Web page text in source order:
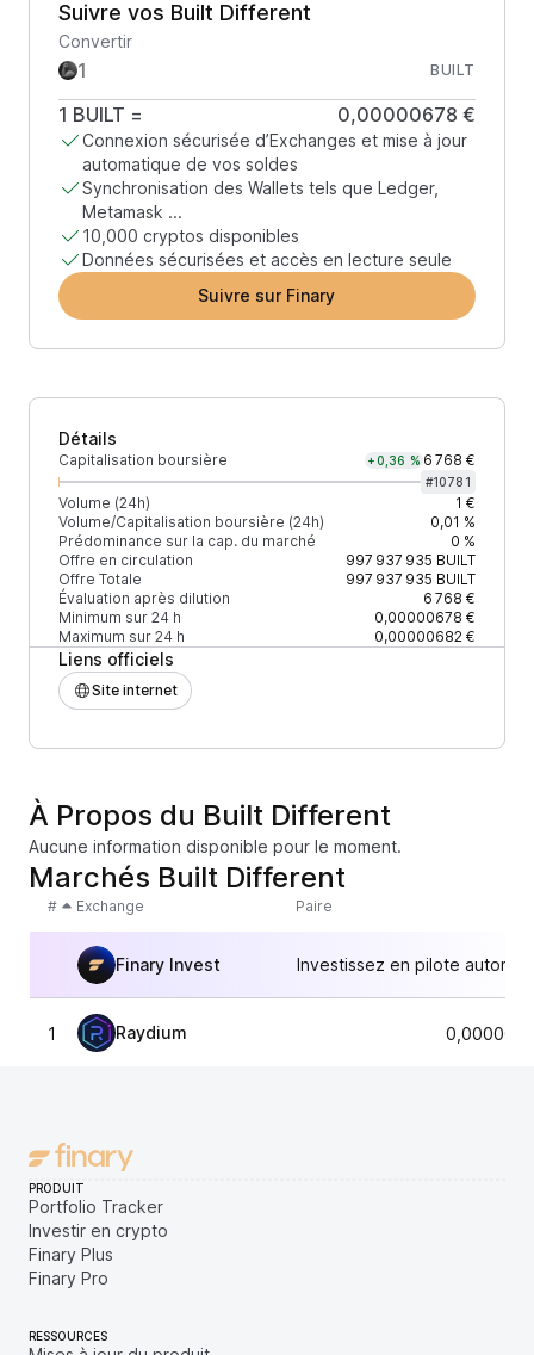
Suivre vos Built Different
Convertir
BUILT
1 BUILT = 0,00000678 €
Connexion sécurisée d’Exchanges et mise à jour
automatique de vos soldes
Synchronisation des Wallets tels que Ledger,
Metamask ...
10,000 cryptos disponibles
Données sécurisées et accès en lecture seule
Suivre sur Finary
Détails
Capitalisation boursière +0,36 % 6 768 €
#10781
Volume (24h)
1 €
Volume/Capitalisation boursière (24h)
0,01 %
Prédominance sur la cap. du marché
0 %
Offre en circulation
997 937 935 BUILT
Offre Totale
997 937 935 BUILT
Évaluation après dilution
6 768 €
Minimum sur 24 h
0,00000678 €
Maximum sur 24 h
0,00000682 €
Liens officiels
Site internet
À Propos du Built Different
Aucune information disponible pour le moment.
Marchés Built Different
# Exchange Paire
Finary Invest Investissez en pilote
1 Raydium
PRODUIT
Portfolio Tracker
Investir en crypto
Finary Plus
Finary Pro
RESSOURCES